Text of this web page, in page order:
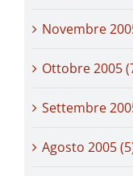
Novembre
Ottobre 2005
Settembre
Agosto 2005